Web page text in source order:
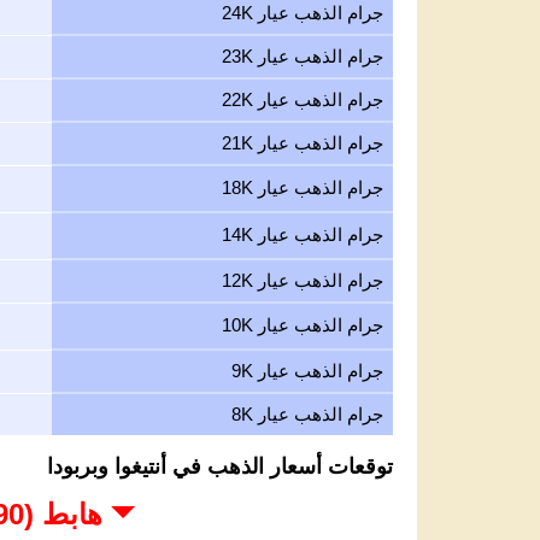
جرام الذهب عيار 24K
جرام الذهب عيار 23K
جرام الذهب عيار 22K
جرام الذهب عيار 21K
جرام الذهب عيار 18K
جرام الذهب عيار 14K
جرام الذهب عيار 12K
جرام الذهب عيار 10K
جرام الذهب عيار 9K
جرام الذهب عيار 8K
توقعات أسعار الذهب في أنتيغوا وبربودا
هابط (3,690 - 4,000 USD)